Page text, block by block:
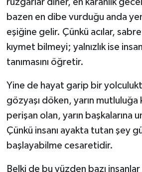
rüzgârlar diner, en karanlık
bazen en dibe vurduğu anda
eşiğine gelir. Çünkü acılar,
kıymet bilmeyi; yalnızlık ise
tanımasını öğretir.
Yine de hayat garip bir
gözyaşı döken, yarın mutluluğa
perişan olan, yarın başkalarına
Çünkü insanı ayakta tutan şey
başlayabilme cesaretidir.
Belki de bu yüzden bazı insanlar